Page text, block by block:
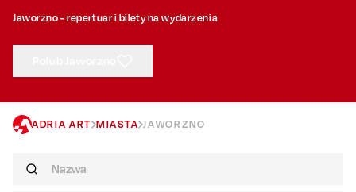
Jaworzno - repertuar i bilety na wydarzenia
ADRIA ART MIASTA JAWORZNO